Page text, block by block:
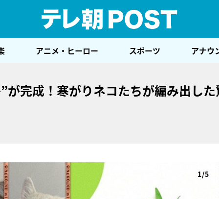
アニメ・ヒーロー スポーツ アナウ
完成！寒がりネコたちが編み出した
1/5